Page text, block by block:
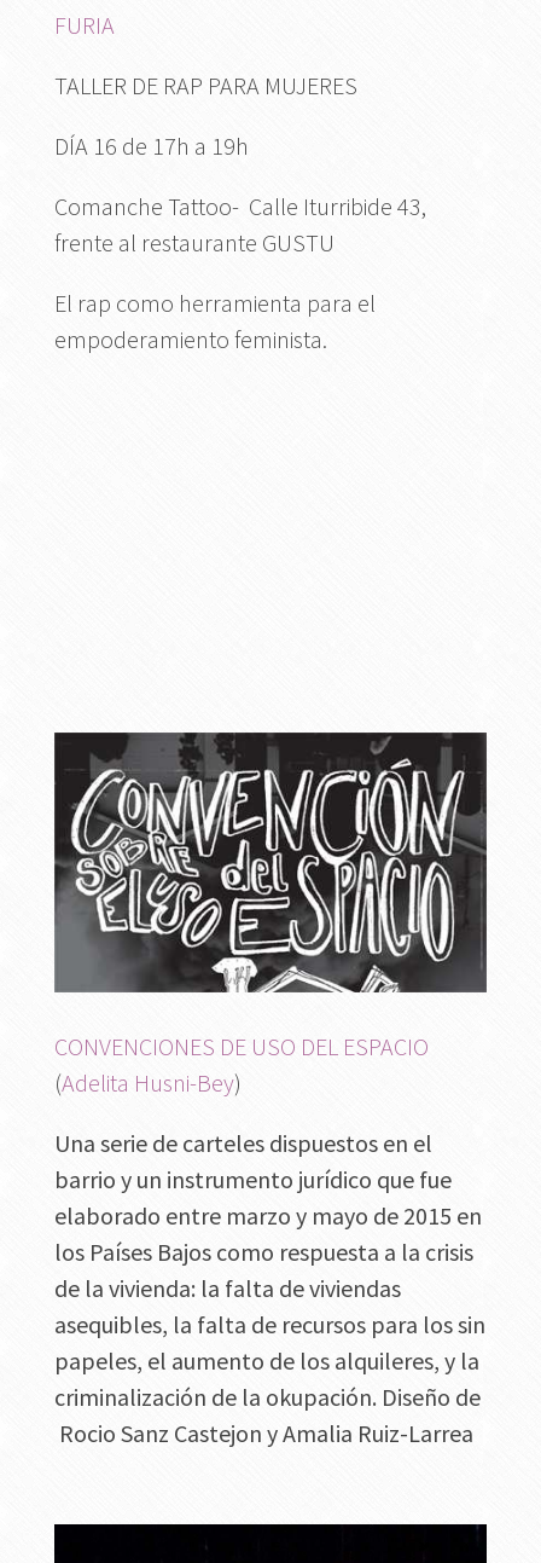
FURIA
TALLER DE RAP PARA MUJERES
DÍA 16 de 17h a 19h
Comanche Tattoo- Calle Iturribide 43,
frente al restaurante GUSTU
El rap como herramienta para el
empoderamiento feminista.
CONVENCIONES DE USO DEL ESPACIO
(Adelita Husni-Bey)
Una serie de carteles dispuestos en el
barrio y un instrumento jurídico que fue
elaborado entre marzo y mayo de 2015 en
los Países Bajos como respuesta a la crisis
de la vivienda: la falta de viviendas
asequibles, la falta de recursos para los sin
papeles, el aumento de los alquileres, y la
criminalización de la okupación. Diseño de
Rocio Sanz Castejon y Amalia Ruiz-Larrea